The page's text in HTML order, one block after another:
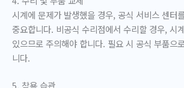
시계에 문제가 발생했을 경우, 공식 서비스 센터
중요합니다. 비공식 수리점에서 수리할 경우, 시
있으므로 주의해야 합니다. 필요 시 공식 부품으
니다.
5. 착용 습관